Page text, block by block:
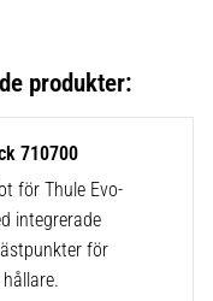
710700
för Thule Evo-
integrerade
för